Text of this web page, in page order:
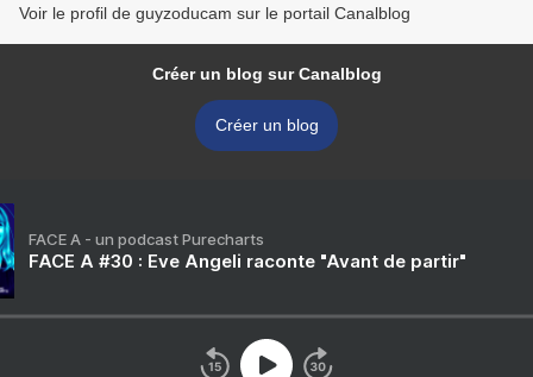
Voir le profil de guyzoducam sur le portail Canalblog
Créer un blog sur Canalblog
Créer un blog
FACE A - un podcast Purecharts
FACE A #30 : Eve Angeli raconte "Avant de partir"